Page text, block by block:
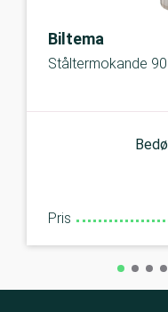
Biltema
Ståltermokande
Pris